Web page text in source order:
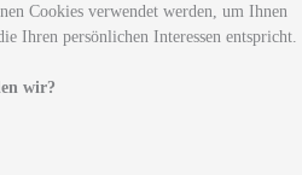
Cookies verwendet werden, um Ihnen
Ihren persönlichen Interessen entspricht.
wir?